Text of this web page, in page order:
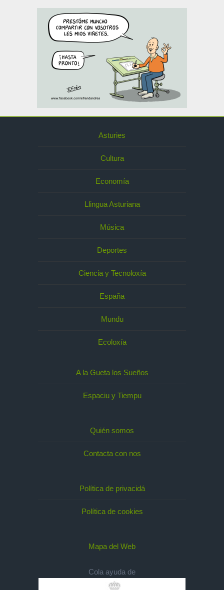
Asturies
Cultura
Economía
Llingua Asturiana
Música
Deportes
Ciencia y Tecnoloxía
España
Mundu
Ecoloxía
A la Gueta los Sueños
Espaciu y Tiempu
Quién somos
Contacta con nos
Política de privacidá
Política de cookies
Mapa del Web
Cola ayuda de